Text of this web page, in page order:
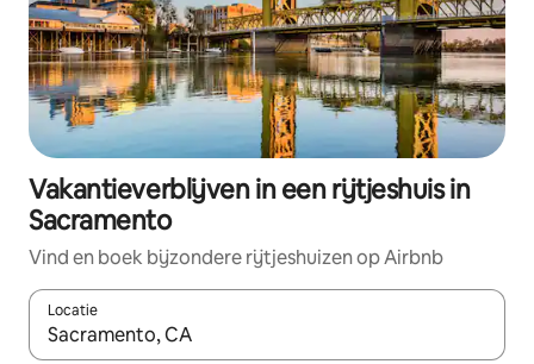
Vakantieverblijven in een rijtjeshuis in
Sacramento
Vind en boek bijzondere rijtjeshuizen op Airbnb
Locatie
Wanneer er resultaten beschikbaar zijn, maak je een keuze